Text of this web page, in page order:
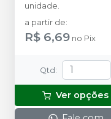
unidade.
a partir de:
R$ 6,69 no Pix
Qtd:
Ver opções